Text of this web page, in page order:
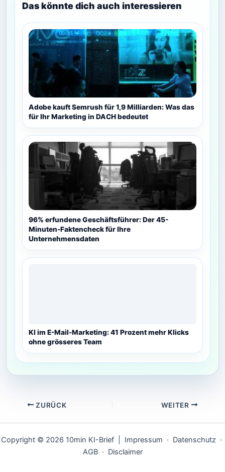
Das könnte dich auch interessieren
Adobe kauft Semrush für 1,9 Milliarden: Was das
für Ihr Marketing in DACH bedeutet
96% erfundene Geschäftsführer: Der 45-
Minuten-Faktencheck für Ihre
Unternehmensdaten
KI im E-Mail-Marketing: 41 Prozent mehr Klicks
ohne grösseres Team
ZURÜCK WEITER
Copyright © 2026 10min KI-Brief | Impressum · Datenschutz ·
AGB· Disclaimer